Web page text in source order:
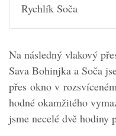
Rychlík Soča
Na následný vlakový
Sava Bohinjka a Soča
přes okno v
hodné okamžitého
jsme necelé dvě hodiny